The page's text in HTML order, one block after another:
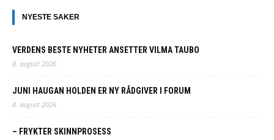
NYESTE SAKER
VERDENS BESTE NYHETER ANSETTER VILMA TAUBO
8. august 2026
JUNI HAUGAN HOLDEN ER NY RÅDGIVER I FORUM
8. august 2026
– FRYKTER SKINNPROSESS